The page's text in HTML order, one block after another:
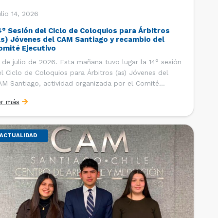
14, 2026
Sesión del Ciclo de Coloquios para Árbitros
Jóvenes del CAM Santiago y recambio del
Ejecutivo
de julio de 2026. Esta mañana tuvo lugar la 14° sesión
Ciclo de Coloquios para Árbitros (as) Jóvenes del
Santiago, actividad organizada por el Comité
y Relaciones Internacionales del Centro, con la
de que los integrantes […]
más
ACTUALIDAD